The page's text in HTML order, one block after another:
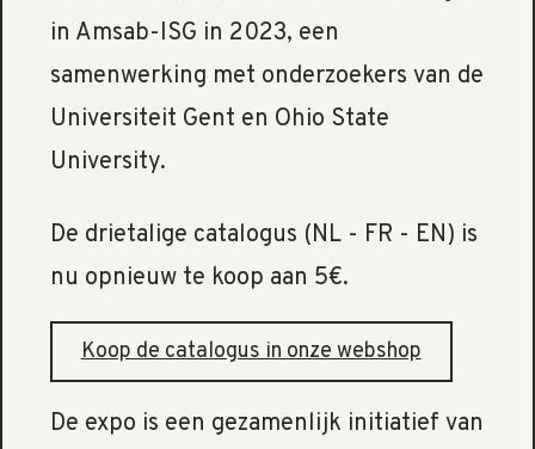
in Amsab-ISG in 2023, een
samenwerking met onderzoekers van de
Universiteit Gent en Ohio State
University.
De drietalige catalogus (NL - FR - EN) is
nu opnieuw te koop aan 5€.
Koop de catalogus in onze webshop
De expo is een gezamenlijk initiatief van